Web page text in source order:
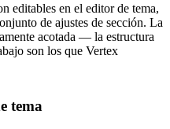
editables en el editor de tema,
de ajustes de sección. La
acotada — la estructura
son los que Vertex
tema